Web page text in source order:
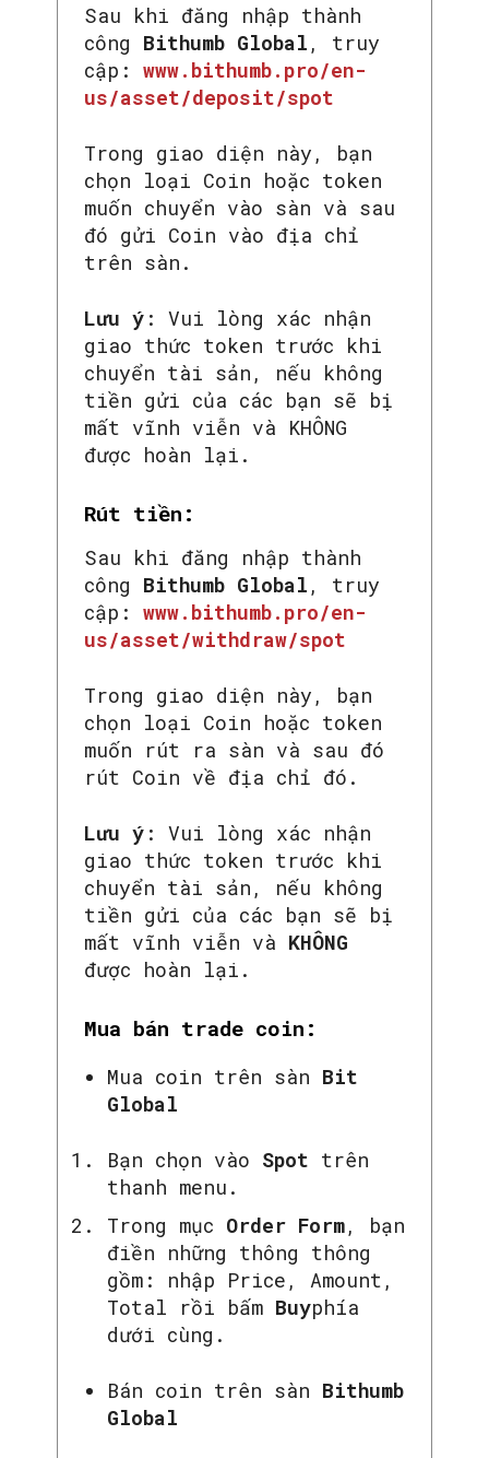
Sau khi đăng nhập thành
công Bithumb Global , truy
cập: www.bithumb.pro/en-
us/asset/deposit/spot
Trong giao diện này, bạn
chọn loại Coin hoặc token
muốn chuyển vào sàn và sau
đó gửi Coin vào địa chỉ
trên sàn.
Lưu ý : Vui lòng xác nhận
giao thức token trước khi
chuyển tài sản, nếu không
tiền gửi của các bạn sẽ bị
mất vĩnh viễn và KHÔNG
được hoàn lại.
Rút tiền:
Sau khi đăng nhập thành
công Bithumb Global , truy
cập: www.bithumb.pro/en-
us/asset/withdraw/spot
Trong giao diện này, bạn
chọn loại Coin hoặc token
muốn rút ra sàn và sau đó
rút Coin về địa chỉ đó.
Lưu ý : Vui lòng xác nhận
giao thức token trước khi
chuyển tài sản, nếu không
tiền gửi của các bạn sẽ bị
mất vĩnh viễn và KHÔNG
được hoàn lại.
Mua bán trade coin:
Mua coin trên sàn Bit
Global
Bạn chọn vào Spot trên
thanh menu.
Trong mục Order Form, bạn
điền những thông thông
gồm: nhập Price, Amount,
Total rồi bấm Buyphía
dưới cùng.
Bán coin trên sàn Bithumb
Global